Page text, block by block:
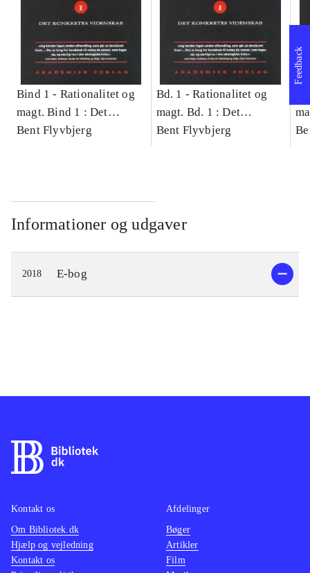
Bind 1 - Rationalitet og
magt. Bind 1 : Det
konkretes videnskab
Bent Flyvbjerg
Bd. 1 -Rationalitet og
magt. Bd. 1 : Det
konkretes videnskab
Bent Flyvbjerg
Informationer og udgaver
2018 E-bog
Feedback
Kontakt os
Om Bibliotek.dk
Hjælp og vejledning
Kontakt os
Afdelinger
Bøger
Artikler
Film